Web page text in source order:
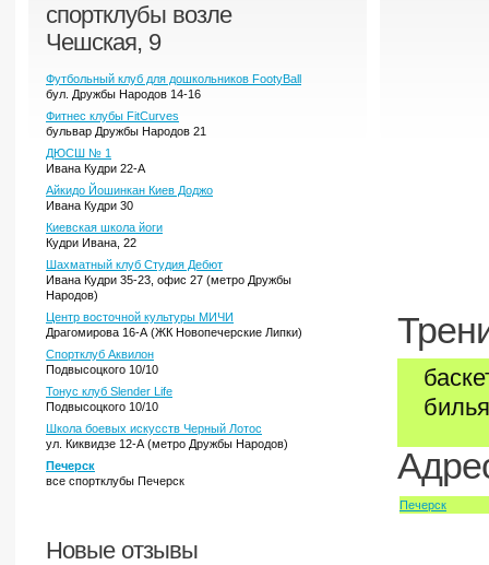
спортклубы возле
Чешская, 9
Футбольный клуб для дошкольников FootyBall
бул. Дружбы Народов 14-16
Фитнес клубы FitCurves
бульвар Дружбы Народов 21
ДЮСШ № 1
Ивана Кудри 22-А
Айкидо Йошинкан Киев Доджо
Ивана Кудри 30
Киевская школа йоги
Кудри Ивана, 22
Шахматный клуб Студия Дебют
Ивана Кудри 35-23, офис 27 (метро Дружбы
Народов)
Центр восточной культуры МИЧИ
Драгомирова 16-А (ЖК Новопечерские Липки)
Спортклуб Аквилон
Подвысоцкого 10/10
Тонус клуб Slender Life
Подвысоцкого 10/10
Школа боевых искусств Черный Лотос
ул. Киквидзе 12-А (метро Дружбы Народов)
Печерск
все спортклубы Печерск
Новые отзывы
Печерск